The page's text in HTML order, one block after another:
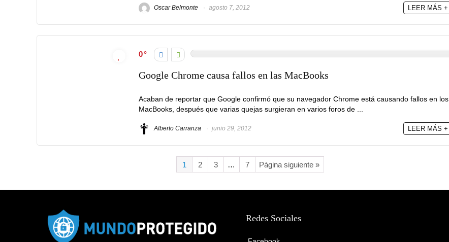
Oscar Belmonte agosto 7, 2012 LEER MÁS +
0
Google Chrome causa fallos en las MacBooks
Acaban de reportar que Google confirmó que su navegador Chrome está causando fallos en los
MacBooks, después que varias quejas surgieran en varios foros de ...
Alberto Carranza junio 29, 2012 LEER MÁS +
1 2 3 … 7 Página siguiente »
Redes Sociales